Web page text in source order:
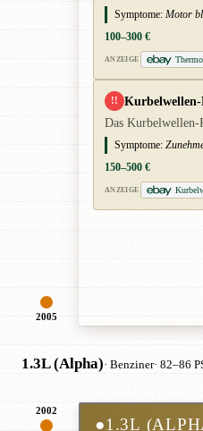
2005
Symptome: Motor
100–300 €
ANZEIGE
!! Kurbelwellen-
Das Kurbelwellen-
Symptome:
150–500 €
ANZEIGE
1.3L (Alpha)· Benziner· 82–86
2002
●1.3L